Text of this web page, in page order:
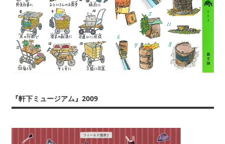
『軒下ミュージアム』2009